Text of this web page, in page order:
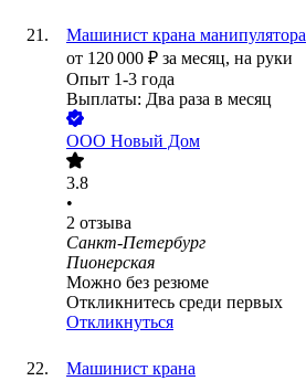
Машинист крана манипулятора
от 120 000 ₽ за месяц, на руки
Опыт 1-3 года
Выплаты: Два раза в месяц
ООО Новый Дом
3.8
•
2 отзыва
Санкт-Петербург
Пионерская
Можно без резюме
Откликнитесь среди первых
Откликнуться
Машинист крана